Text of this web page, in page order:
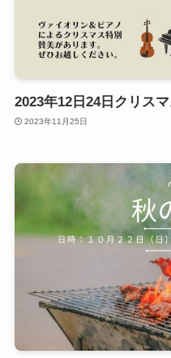
2023年12日24日クリス
2023年11月25日